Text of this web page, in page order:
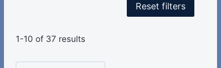
Reset filters
1-10 of 37 results